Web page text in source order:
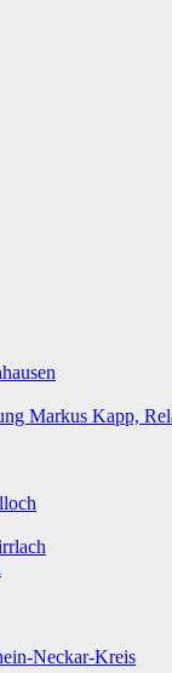
Markus Kapp,
Neckar-Kreis